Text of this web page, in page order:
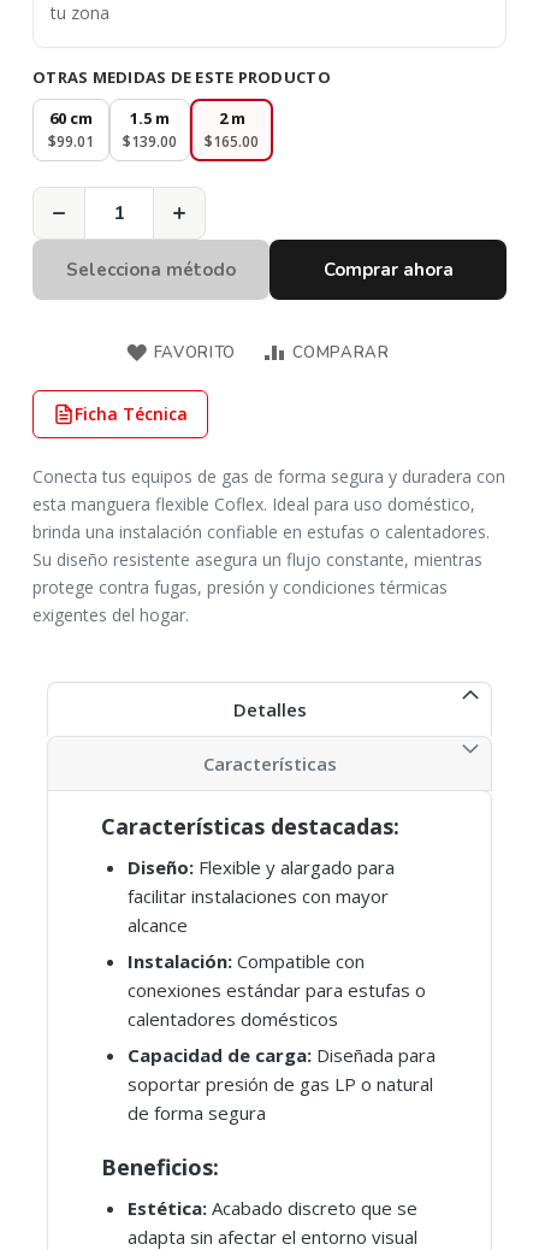
tu zona
OTRAS MEDIDAS DE ESTE PRODUCTO
60 cm
$99.01
1.5 m
$139.00
2 m
$165.00
− +
Selecciona método Comprar ahora
FAVORITO COMPARAR
Ficha Técnica
Conecta tus equipos de gas de forma segura y duradera con
esta manguera flexible Coflex. Ideal para uso doméstico,
brinda una instalación confiable en estufas o calentadores.
Su diseño resistente asegura un flujo constante, mientras
protege contra fugas, presión y condiciones térmicas
exigentes del hogar.
Detalles
Características destacadas:
Diseño: Flexible y alargado para
facilitar instalaciones con mayor
alcance
Instalación: Compatible con
conexiones estándar para estufas o
calentadores domésticos
Capacidad de carga: Diseñada para
soportar presión de gas LP o natural
de forma segura
Beneficios:
Estética: Acabado discreto que se
adapta sin afectar el entorno visual
Características